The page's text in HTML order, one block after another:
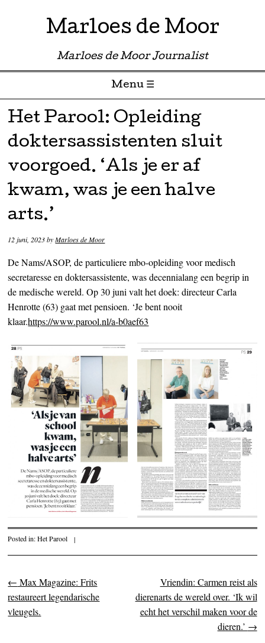
Marloes de Moor
Marloes de Moor Journalist
Menu ☰
Skip to content
Het Parool: Opleiding
doktersassistenten sluit
voorgoed. ‘Als je er af
kwam, was je een halve
arts.’
12 juni, 2023byMarloes de Moor
De Nams/ASOP, de particuliere mbo-opleiding voor medisch
secretaresse en doktersassistente, was decennialang een begrip in
de medische wereld. Op 30 juni valt het doek: directeur Carla
Henrotte (63) gaat met pensioen. ‘Je bent nooit
klaar.https://www.parool.nl/a-b0aef63
Posted in:Het Parool |
Post navigation
← Max Magazine: Frits
restaureert legendarische
vleugels.
Vriendin: Carmen reist als
dierenarts de wereld over. ‘Ik wil
echt het verschil maken voor de
dieren.’ →